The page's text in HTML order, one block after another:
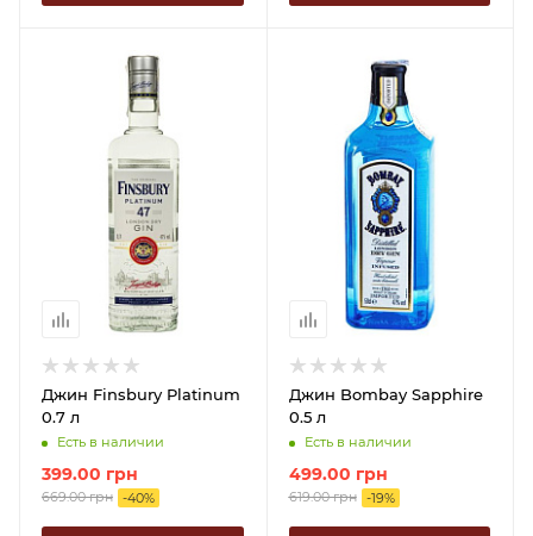
Джин Finsbury Platinum
0.7 л
Есть в наличии
399.00 грн
669.00грн -40%
Джин Bombay Sapphire
0.5 л
Есть в наличии
499.00 грн
619.00грн -19%